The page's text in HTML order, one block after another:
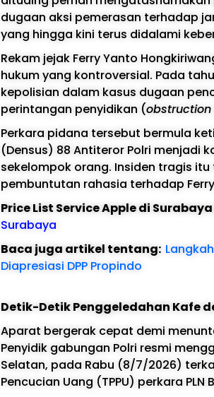
dugaan aksi pemerasan terhadap
yang hingga kini terus didalami
Rekam jejak Ferry Yanto
hukum yang kontroversial. Pada
kepolisian dalam kasus dugaan
perintangan penyidikan (
Perkara pidana tersebut bermula
(Densus) 88 Antiteror Polri menjadi
sekelompok orang. Insiden tragis
pembuntutan rahasia terhadap
Price List Service Apple di
Surabaya
Baca juga artikel tentang:
Diapresiasi DPP Propindo
Detik-Detik Penggeledahan Kafe
Aparat bergerak cepat demi
Penyidik gabungan Polri resmi
Selatan, pada Rabu (8/7/2026)
Pencucian Uang (TPPU) perkara